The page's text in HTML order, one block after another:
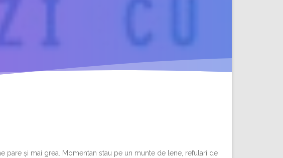
pare și mai grea. Momentan stau pe un munte de lene, refulari de